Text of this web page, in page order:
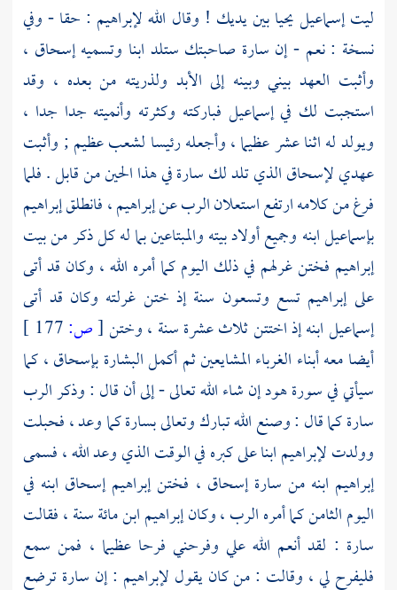
ليتإسماعيليحيا بين يديك ! وقال اللهلإبراهيم : حقا - وفي
نسخة : نعم - إن سارة صاحبتك ستلد ابنا وتسميهإسحاق ،
وأثبت العهد بيني وبينه إلى الأبد ولذريته من بعده ، وقد
استجبت لك فيإسماعيل فباركته وكثرته وأنميته جدا جدا ،
ويولد له اثنا عشر عظيما ، وأجعله رئيسا لشعب عظيم ; وأثبت
عهديلإسحاقالذي تلد لكسارةفي هذا الحين من قابل . فلما
فرغ من كلامه ارتفع استعلان الرب عن إبراهيم ، فانطلقإبراهيم
بإسماعيلابنه وجميع أولاد بيته والمبتاعين بما له كل ذكر من بيت
إبراهيم فختن غرلهم في ذلك اليوم كما أمره الله ، وكان قد أتى
علىإبراهيم تسع وتسعون سنة إذ ختن غرلته وكان قد أتى
إسماعيلابنه إذ اختتن ثلاث عشرة سنة ، وختن[ص:
أيضا معه أبناء الغرباء المشايعين ثم أكمل البشارةبإسحاق، كما
سيأتي في سورة هود إن شاء الله تعالى - إلى أن قال : وذكر الرب
سارةكما قال : وصنع الله تبارك وتعالىبسارةكما وعد ، فحبلت
وولدتلإبراهيمابنا على كبره في الوقت الذي وعد الله ، فسمى
إبراهيم ابنه من سارةإسحاق ، فختنإبراهيمإسحاق ابنه في
اليوم الثامن كما أمره الرب ، وكانإبراهيمابن مائة سنة ، فقالت
سارة : لقد أنعم الله علي وفرحني فرحا عظيما ، فمن سمع
فليفرح لي ، وقالت : من كان يقول لإبراهيم : إن سارة ترضع